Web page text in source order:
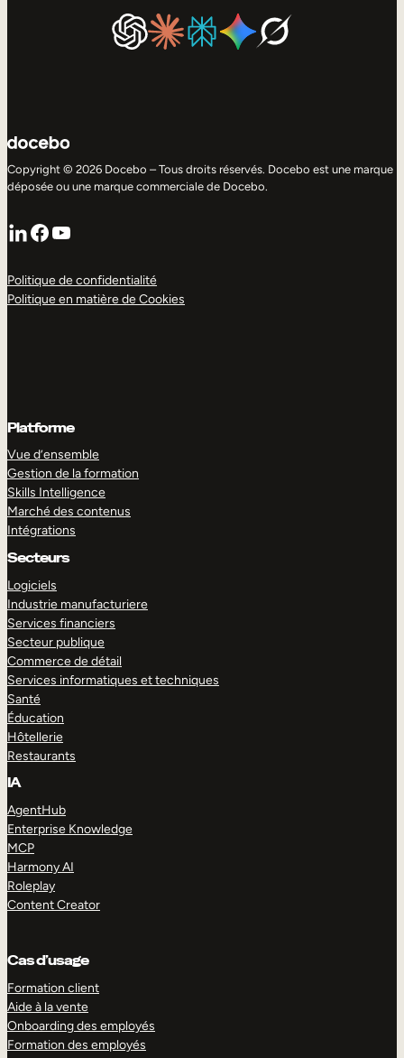
Copyright © 2026 Docebo – Tous droits réservés. Docebo est une marque
déposée ou une marque commerciale de Docebo.
LinkedIn
Facebook
YouTube
Politique de confidentialité
Politique en matière de Cookies
Platforme
Vue d’ensemble
Gestion de la formation
Skills Intelligence
Marché des contenus
Intégrations
Secteurs
Logiciels
Industrie manufacturiere
Services financiers
Secteur publique
Commerce de détail
Services informatiques et techniques
Santé
Éducation
Hôtellerie
Restaurants
IA
AgentHub
Enterprise Knowledge
MCP
Harmony AI
Roleplay
Content Creator
Cas d’usage
Formation client
Aide à la vente
Onboarding des employés
Formation des employés